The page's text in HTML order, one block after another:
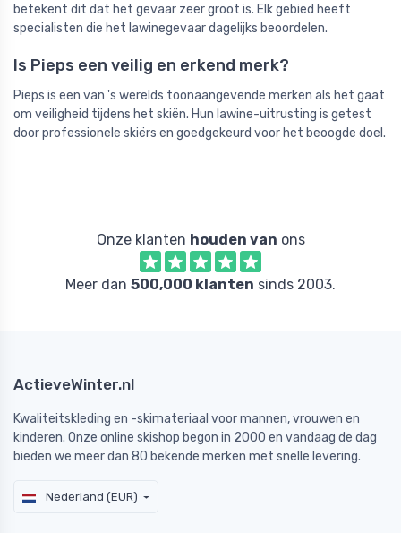
betekent dit dat het gevaar zeer groot is. Elk gebied heeft
specialisten die het lawinegevaar dagelijks beoordelen.
Is Pieps een veilig en erkend merk?
Pieps is een van 's werelds toonaangevende merken als het gaat
om veiligheid tijdens het skiën. Hun lawine-uitrusting is getest
door professionele skiërs en goedgekeurd voor het beoogde doel.
Onze klanten houden van ons
Meer dan 500,000 klanten sinds 2003.
ActieveWinter.nl
Kwaliteitskleding en -skimateriaal voor mannen, vrouwen en
kinderen. Onze online skishop begon in 2000 en vandaag de dag
bieden we meer dan 80 bekende merken met snelle levering.
Nederland (EUR)